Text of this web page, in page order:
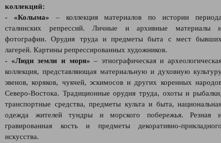
коллекций:
- «Колыма» – коллекция материалов по истории
сталинских репрессий. Личные и архивные материалы
фотографии. Орудия труда и предметы быта с мест
лагерей. Картины репрессированных художников.
- «Люди земли и моря» – этнографическая и
коллекция, представляющая материальную и духовную
эвенов, коряков, чукчей, эскимосов и других коренных
Северо-Востока. Традиционные орудия труда, охоты и
транспортные средства, предметы культа и быта,
одежда жителей тундры и морского побережья. Резная
гравированная кость и предметы декоративно-
искусства.